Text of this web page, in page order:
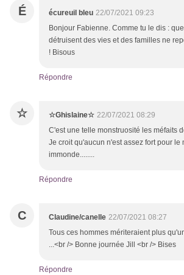
É écureuil bleu 22/07/2021 09:23
Bonjour Fabienne. Comme tu le dis :
détruisent des vies et des familles ne
! Bisous
Répondre
☆ ☆Ghislaine☆ 22/07/2021 08:29
C'est une telle monstruosité les méfaits
Je croit qu'aucun n'est assez fort pour le
immonde........
Répondre
C Claudine/canelle 22/07/2021 08:27
Tous ces hommes mériteraient plus
...<br /> Bonne journée Jill <br /> Bises
Répondre